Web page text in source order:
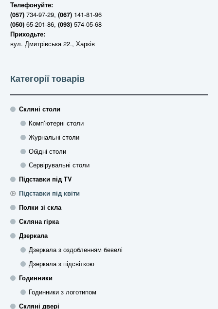
Телефонуйте:
(057)734-97-29, (067)141-81-96
(050)65-201-86, (093)574-05-68
Приходьте:
вул. Дмитрівська 22., Харків
Категорії товарів
Скляні столи
Комп’ютерні столи
Журнальні столи
Обідні столи
Сервірувальні столи
Підставки під TV
Підставки під квіти
Полки зі скла
Скляна гірка
Дзеркала
Дзеркала з оздобленням бевелі
Дзеркала з підсвіткою
Годинники
Годинники з логотипом
Скляні двері